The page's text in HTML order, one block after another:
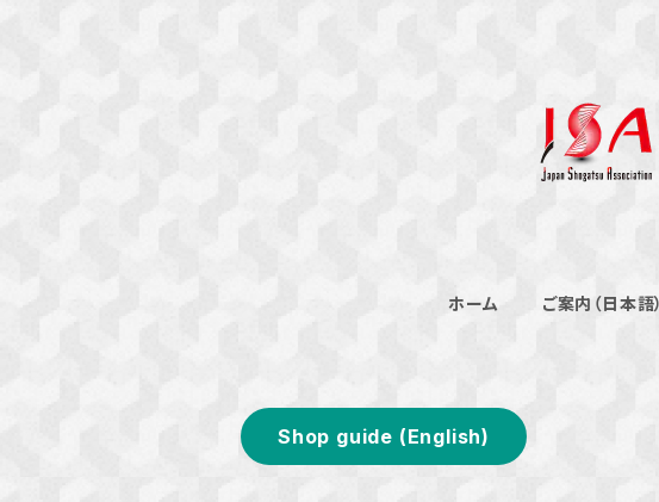
ホーム ご案内（日本語）
Shop guide (English)